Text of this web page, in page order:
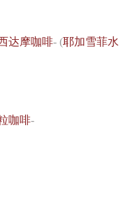
达摩咖啡- (耶加雪菲水
咖啡-